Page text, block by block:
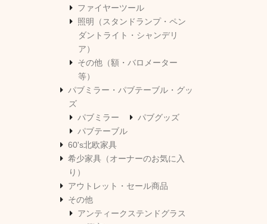
ファイヤーツール
照明（スタンドランプ・ペン
ダントライト・シャンデリ
ア）
その他（額・バロメーター
等）
パブミラー・パブテーブル・グッ
ズ
パブミラー
パブグッズ
パブテーブル
60's北欧家具
希少家具（オーナーのお気に入
り）
アウトレット・セール商品
その他
アンティークステンドグラス